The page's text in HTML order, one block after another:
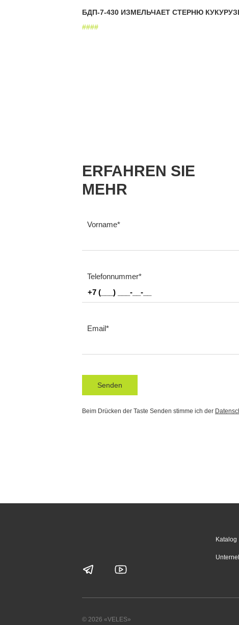
БДП-7-430 ИЗМЕЛЬЧАЕТ СТЕРНЮ
####
ERFAHREN SIE
MEHR
Vorname
Telefonnummer
Email
Senden
Beim Drücken der Taste Senden stimme ich der
Katalog
© 2026 «VELES»